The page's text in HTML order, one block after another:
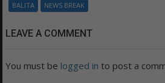
BALITA NEWS BREAK
LEAVE A COMMENT
You must be logged in to post a